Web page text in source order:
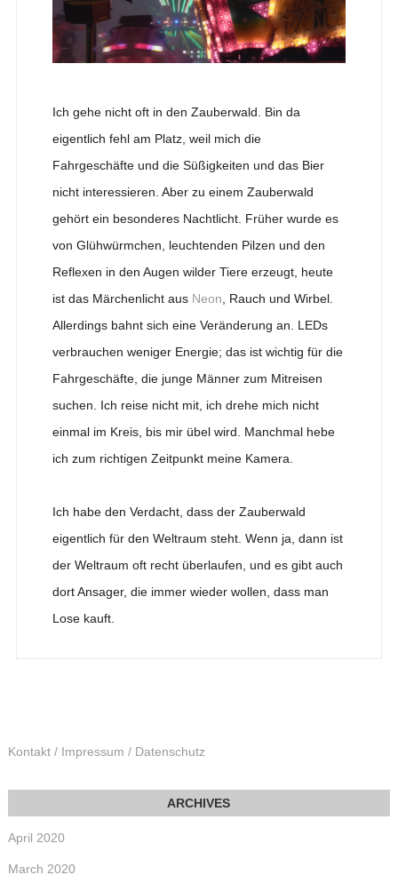
Ich gehe nicht oft in den Zauberwald. Bin da
eigentlich fehl am Platz, weil mich die
Fahrgeschäfte und die Süßigkeiten und das Bier
nicht interessieren. Aber zu einem Zauberwald
gehört ein besonderes Nachtlicht. Früher wurde es
von Glühwürmchen, leuchtenden Pilzen und den
Reflexen in den Augen wilder Tiere erzeugt, heute
ist das Märchenlicht aus Neon , Rauch und Wirbel.
Allerdings bahnt sich eine Veränderung an. LEDs
verbrauchen weniger Energie; das ist wichtig für die
Fahrgeschäfte, die junge Männer zum Mitreisen
suchen. Ich reise nicht mit, ich drehe mich nicht
einmal im Kreis, bis mir übel wird. Manchmal hebe
ich zum richtigen Zeitpunkt meine Kamera.
Ich habe den Verdacht, dass der Zauberwald
eigentlich für den Weltraum steht. Wenn ja, dann ist
der Weltraum oft recht überlaufen, und es gibt auch
dort Ansager, die immer wieder wollen, dass man
Lose kauft.
Kontakt / Impressum / Datenschutz
April 2020
March 2020